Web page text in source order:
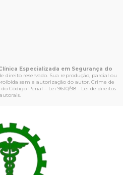
Especializada em Segurança do
direito reservado. Sua reprodução, parcial ou
sem a autorização do autor. Crime de
Código Penal – Lei 9610/98 - Lei de direitos
autorais.